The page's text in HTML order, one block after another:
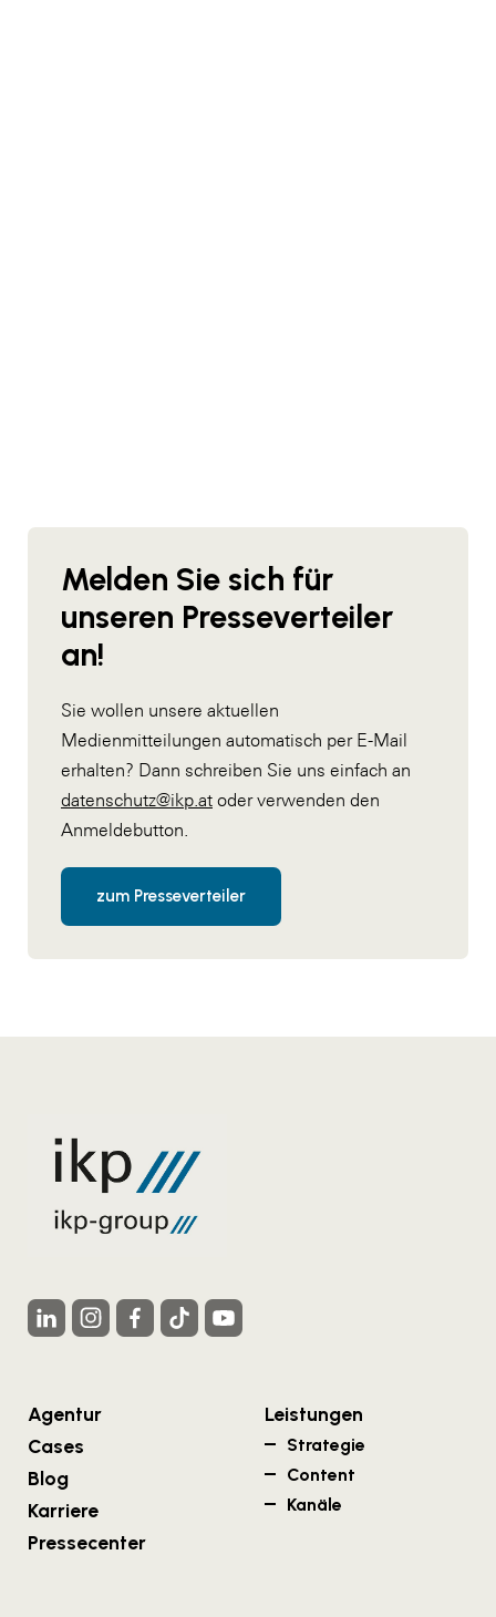
Melden Sie sich für
unseren Presseverteiler
an!
Sie wollen unsere aktuellen
Medienmitteilungen automatisch per E-Mail
erhalten? Dann schreiben Sie uns einfach an
datenschutz@ikp.at oder verwenden den
Anmeldebutton.
zum Presseverteiler
Agentur
Cases
Blog
Karriere
Pressecenter
Leistungen
Strategie
Content
Kanäle